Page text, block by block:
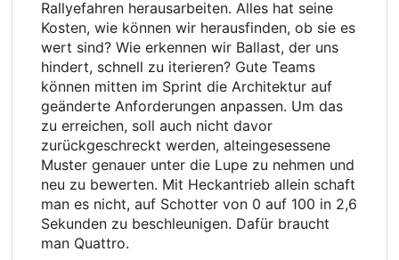
Rallyefahren herausarbeiten. Alles hat seine
Kosten, wie können wir herausfinden, ob sie es
wert sind? Wie erkennen wir Ballast, der uns
hindert, schnell zu iterieren? Gute Teams
können mitten im Sprint die Architektur auf
geänderte Anforderungen anpassen. Um das
zu erreichen, soll auch nicht davor
zurückgeschreckt werden, alteingesessene
Muster genauer unter die Lupe zu nehmen und
neu zu bewerten. Mit Heckantrieb allein schaft
man es nicht, auf Schotter von 0 auf 100 in 2,6
Sekunden zu beschleunigen. Dafür braucht
man Quattro.